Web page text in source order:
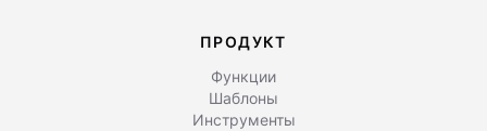
ПРОДУКТ
Функции
Шаблоны
Инструменты